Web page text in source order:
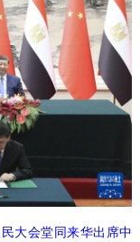
大会堂同来华出席中